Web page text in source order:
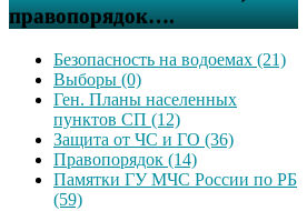
правопорядок….
Безопасность на водоемах (21)
Выборы (0)
Ген. Планы населенных
пунктов СП (12)
Защита от ЧС и ГО (36)
Правопорядок (14)
Памятки ГУ МЧС России по РБ
(59)